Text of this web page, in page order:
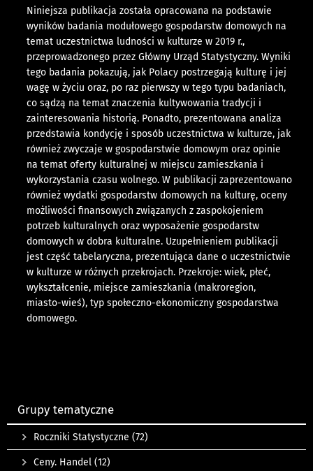
Niniejsza publikacja została opracowana na podstawie
wyników badania modułowego gospodarstw domowych na
temat uczestnictwa ludności w kulturze w 2019 r.,
przeprowadzonego przez Główny Urząd Statystyczny. Wyniki
tego badania pokazują, jak Polacy postrzegają kulturę i jej
wagę w życiu oraz, po raz pierwszy w tego typu badaniach,
co sądzą na temat znaczenia kultywowania tradycji i
zainteresowania historią. Ponadto, prezentowana analiza
przedstawia kondycję i sposób uczestnictwa w kulturze, jak
również zwyczaje w gospodarstwie domowym oraz opinie
na temat oferty kulturalnej w miejscu zamieszkania i
wykorzystania czasu wolnego. W publikacji zaprezentowano
również wydatki gospodarstw domowych na kulturę, oceny
możliwości finansowych związanych z zaspokojeniem
potrzeb kulturalnych oraz wyposażenie gospodarstw
domowych w dobra kulturalne. Uzupełnieniem publikacji
jest część tabelaryczna, prezentująca dane o uczestnictwie
w kulturze w różnych przekrojach. Przekroje: wiek, płeć,
wykształcenie, miejsce zamieszkania (makroregion,
miasto-wieś), typ społeczno-ekonomiczny gospodarstwa
domowego.
Grupy tematyczne
Roczniki Statystyczne (72)
Ceny. Handel (12)